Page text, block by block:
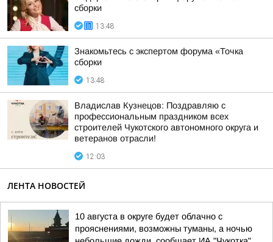
сборки
13:48
Знакомьтесь с экспертом форума «Точка
сборки
13:48
Владислав Кузнецов: Поздравляю с
профессиональным праздником всех
строителей Чукотского автономного округа и
ветеранов отрасли!
12:03
ЛЕНТА НОВОСТЕЙ
10 августа в округе будет облачно с
прояснениями, возможны туманы, а ночью